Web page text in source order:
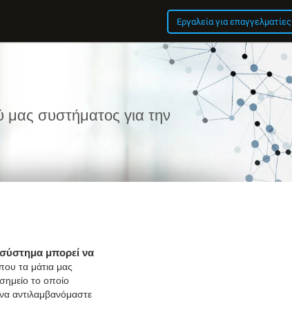
Εργαλεία για επαγγελματίες
μας συστήματος για την
μπορεί να
τα μάτια μας
το οποίο
αντιλαμβανόμαστε